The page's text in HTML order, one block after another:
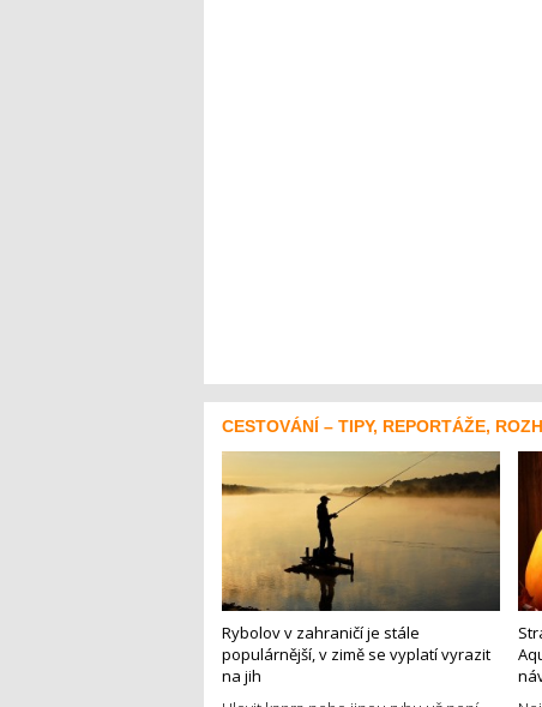
CESTOVÁNÍ – TIPY, REPORTÁŽE,
Rybolov v zahraničí je stále
populárnější, v zimě se vyplatí vyrazit
na jih